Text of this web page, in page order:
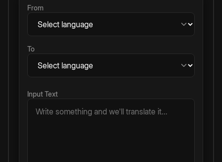
From
To
Input Text